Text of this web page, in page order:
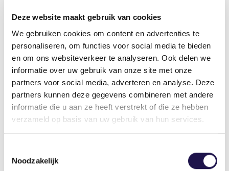
Deze website maakt gebruik van cookies
We gebruiken cookies om content en advertenties te
personaliseren, om functies voor social media te bieden
en om ons websiteverkeer te analyseren. Ook delen we
informatie over uw gebruik van onze site met onze
partners voor social media, adverteren en analyse. Deze
partners kunnen deze gegevens combineren met andere
informatie die u aan ze heeft verstrekt of die ze hebben
verzameld op basis van uw gebruik van hun services.
Noodzakelijk
toch al weinig financiële armslag hebben.”
als minister Carola Schouten inzet op meer
publiek-private samenwerking binnen de
Regionale Mobiliteitsteams. “In een aantal RMT’s
loopt die samenwerking goed, maar zeker niet
overal. Dat is een gemiste kans. De
uitzendbranche heeft veel kennis en kunde te
bieden. Laten we vooral met vereende krachten
volmondig bij aan. “De afgelopen maanden
hebben we regelmatig podcasts gemaakt waarin